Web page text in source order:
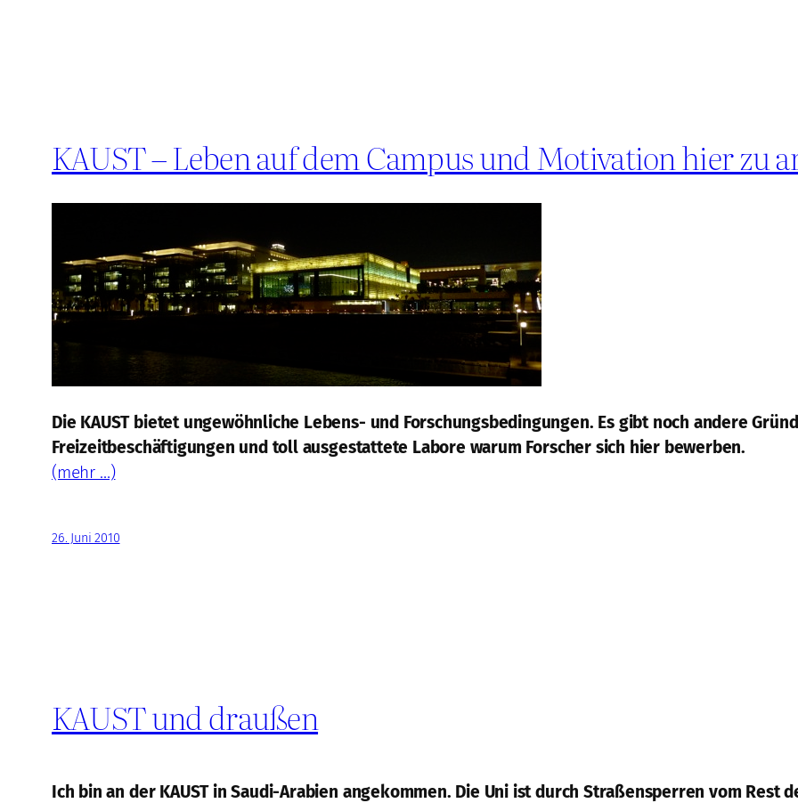
KAUST – Leben auf dem Campus und Motivation hier zu
Die KAUST bietet ungewöhnliche Lebens- und Forschungsbedingungen. Es gibt noch andere
Freizeitbeschäftigungen und toll ausgestattete Labore warum Forscher sich hier bewerben.
(mehr …)
26. Juni 2010
KAUST und draußen
Ich bin an der KAUST in Saudi-Arabien angekommen. Die Uni ist durch Straßensperren vom Rest